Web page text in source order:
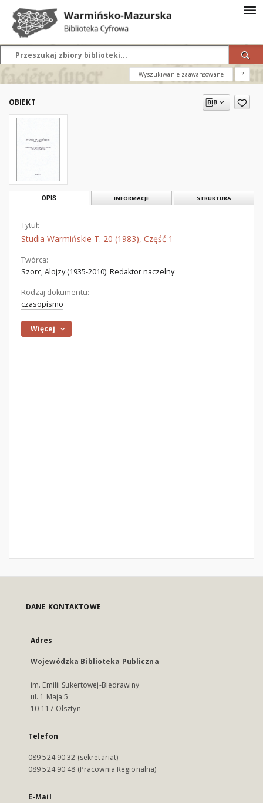
Wyszukiwanie zaawansowane ?
OBIEKT
OPIS INFORMACJE STRUKTURA
Tytuł:
Studia Warmińskie T. 20 (1983), Część 1
Twórca:
Szorc, Alojzy (1935-2010). Redaktor naczelny
Rodzaj dokumentu:
czasopismo
Więcej
DANE KONTAKTOWE
Adres
Wojewódzka Biblioteka Publiczna
im. Emilii Sukertowej-Biedrawiny
ul. 1 Maja 5
10-117 Olsztyn
Telefon
089 524 90 32 (sekretariat)
089 524 90 48 (Pracownia Regionalna)
E-Mail